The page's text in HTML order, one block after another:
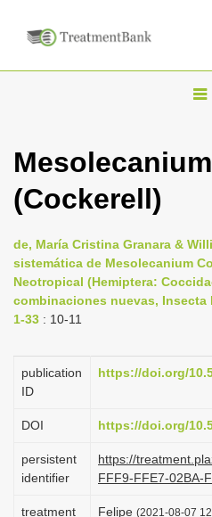
T
g
n
a
v
a
i
n
(Cockerell)
de, María Cristina Granara &
sistemática de Mesolecanium
Neotropical (Hemiptera:
combinaciones nuevas, Insecta
1-33 : 10-11
publication
ID
https://doi.org/
DOI https://doi.org/
persistent
identifier
https://
FFF9-FFE7-02BA-
treatment
Felipe (2021-08-07